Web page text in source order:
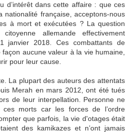
d’intérêt dans cette affaire : que ces
nationalité française, acceptons-nous
à mort et exécutées ? La question
allemande effectivement
janvier 2018. Ces combattants de
aucune valeur à la vie humaine,
pour leur cause.
La plupart des auteurs des attentats
Merah en mars 2012, ont été tués
de leur interpellation. Personne ne
ces morts car les forces de l’ordre
que parfois, la vie d'otages était
des kamikazes et n’ont jamais